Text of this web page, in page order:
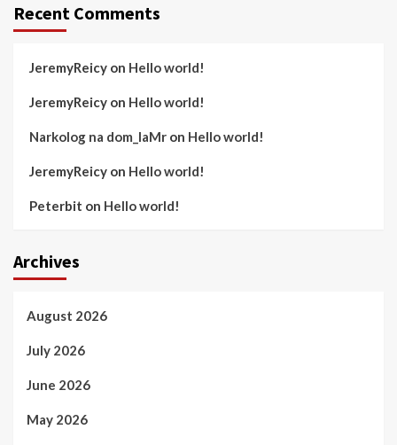
Recent Comments
JeremyReicy on Hello world!
JeremyReicy on Hello world!
Narkolog na dom_laMr on Hello world!
JeremyReicy on Hello world!
Peterbit on Hello world!
Archives
August 2026
July 2026
June 2026
May 2026